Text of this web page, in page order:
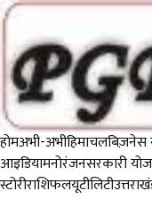
होमअभी-अभीहिमाचलबिज़नेस
आइडियामनोरंजनसरकारी
स्टोरीराशिफलयूटीलिटी